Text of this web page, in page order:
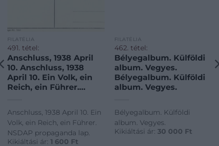
FILATÉLIA
491. tétel:
Anschluss, 1938 April
10. Anschluss, 1938
April 10. Ein Volk, ein
Reich, ein Führer.
Anschluss, 1938 April 10. Ein
Volk, ein Reich, ein Führer.
NSDAP propaganda lap.
Kikiáltási ár: 1 600 Ft
FILATÉLIA
462. tétel:
Bélyegalbum. Külföldi
album. Vegyes.
Bélyegalbum. Külföldi
album. Vegyes.
Bélyegalbum. Külföldi
album. Vegyes.
Kikiáltási ár: 30 000 Ft